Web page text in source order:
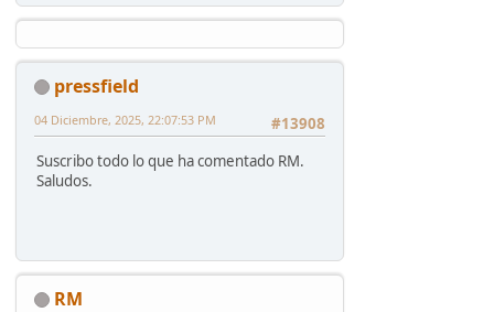
pressfield
#13908
04 Diciembre, 2025, 22:07:53 PM
Suscribo todo lo que ha comentado RM.
Saludos.
RM